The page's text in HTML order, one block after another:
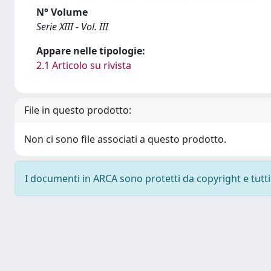
N° Volume
Serie XIII - Vol. III
Appare nelle tipologie:
2.1 Articolo su rivista
File in questo prodotto:
Non ci sono file associati a questo prodotto.
I documenti in ARCA sono protetti da copyright e